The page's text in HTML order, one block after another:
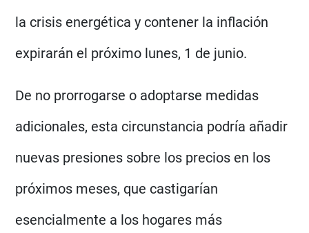
la crisis energética y contener la inflación
expirarán el próximo lunes, 1 de junio.
De no prorrogarse o adoptarse medidas
adicionales, esta circunstancia podría añadir
nuevas presiones sobre los precios en los
próximos meses, que castigarían
esencialmente a los hogares más